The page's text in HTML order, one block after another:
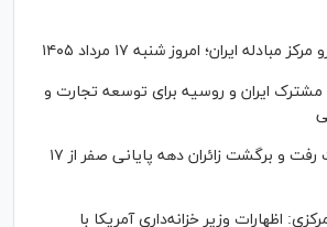
ایران؛ امروز شنبه ۱۷ مرداد ۱۴۰۵
مشترک ایران و روسیه برای توسعه تجارت و
آغاز فروش بلیت رفت و برگشت زائران دهه پایانی صفر از ۱۷
اظهارات وزیر خزانه‌داری آمریکا با